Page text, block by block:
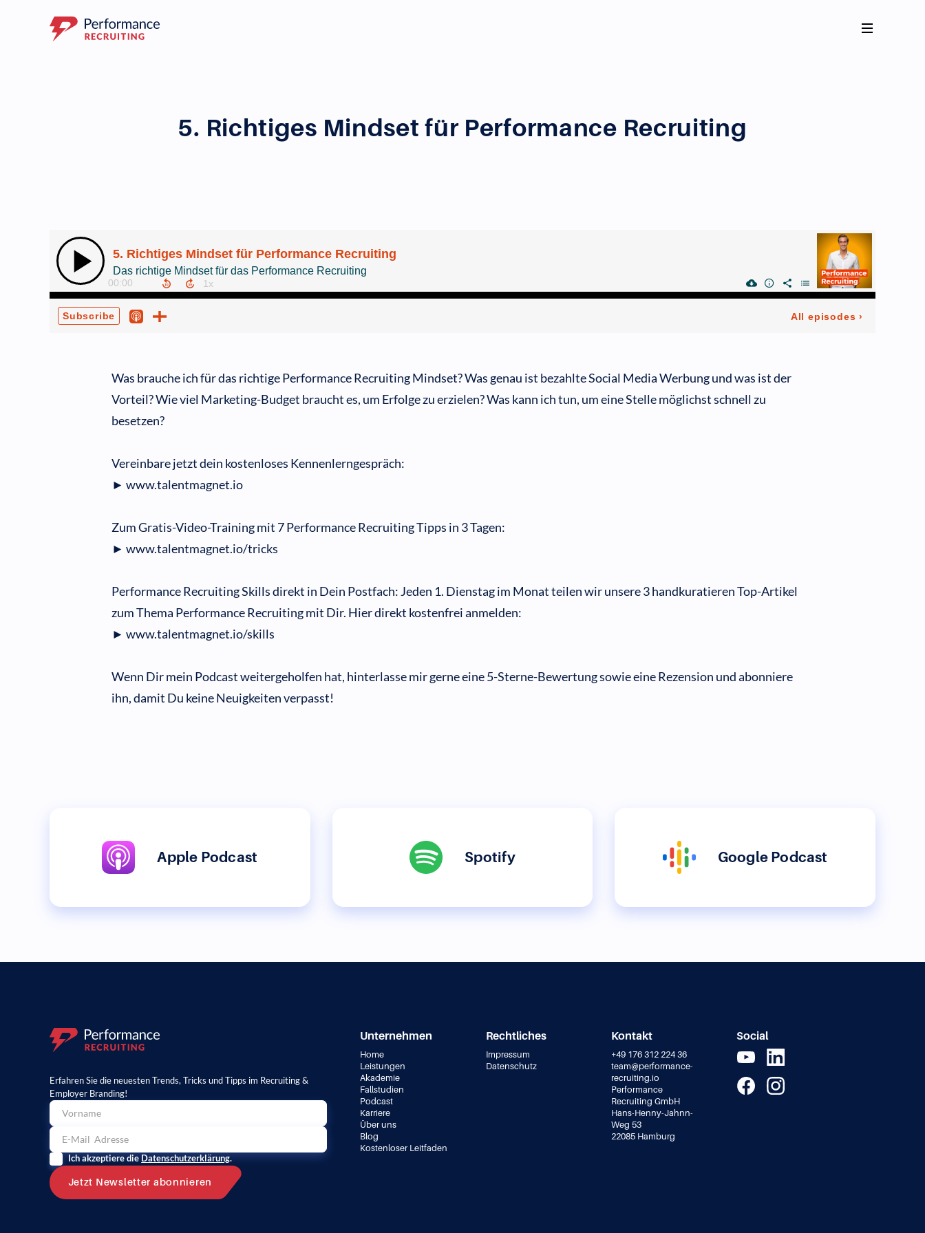
5. Richtiges Mindset für Performance Recruiting
Was brauche ich für das richtige Performance Recruiting Mindset? Was genau ist bezahlte Social Media Werbung und was ist der
Vorteil? Wie viel Marketing-Budget braucht es, um Erfolge zu erzielen? Was kann ich tun, um eine Stelle möglichst schnell zu
besetzen?
Vereinbare jetzt dein kostenloses Kennenlerngespräch:
► www.talentmagnet.io
Zum Gratis-Video-Training mit 7 Performance Recruiting Tipps in 3 Tagen:
► www.talentmagnet.io/tricks
Performance Recruiting Skills direkt in Dein Postfach: Jeden 1. Dienstag im Monat teilen wir unsere 3 handkuratieren Top-Artikel
zum Thema Performance Recruiting mit Dir. Hier direkt kostenfrei anmelden:
► www.talentmagnet.io/skills
Wenn Dir mein Podcast weitergeholfen hat, hinterlasse mir gerne eine 5-Sterne-Bewertung sowie eine Rezension und abonniere
ihn, damit Du keine Neuigkeiten verpasst!
Apple Podcast Spotify Google Podcast
Erfahren Sie die neuesten Trends, Tricks und Tipps im Recruiting &
Employer Branding!
Ich akzeptiere dieDatenschutzerklärung.
Unternehmen
Home
Leistungen
Akademie
Fallstudien
Podcast
Karriere
Über uns
Blog
Kostenloser Leitfaden
Rechtliches
Impressum
Datenschutz
Kontakt
+49 176 312 224 36
team@performance-
recruiting.io
Performance
Recruiting GmbH
Hans-Henny-Jahnn-
Weg 53
22085 Hamburg
Social